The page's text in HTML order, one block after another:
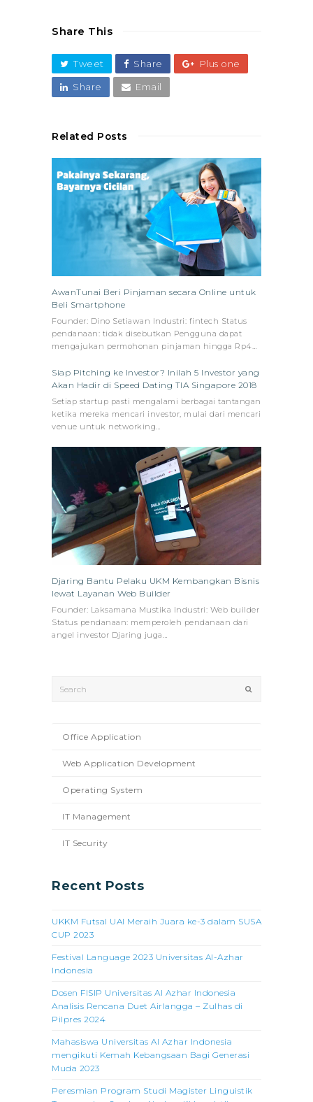
Share This
Tweet Share Plus one
Share Email
Related Posts
AwanTunai Beri Pinjaman secara Online untuk
Beli Smartphone
Founder: Dino Setiawan Industri: fintech Status
pendanaan: tidak disebutkan Pengguna dapat
mengajukan permohonan pinjaman hingga Rp4…
Siap Pitching ke Investor? Inilah 5 Investor yang
Akan Hadir di Speed Dating TIA Singapore 2018
Setiap startup pasti mengalami berbagai tantangan
ketika mereka mencari investor, mulai dari mencari
venue untuk networking…
Djaring Bantu Pelaku UKM Kembangkan Bisnis
lewat Layanan Web Builder
Founder: Laksamana Mustika Industri: Web builder
Status pendanaan: memperoleh pendanaan dari
angel investor Djaring juga…
Office Application
Web Application Development
Operating System
IT Management
IT Security
Recent Posts
UKKM Futsal UAI Meraih Juara ke-3 dalam SUSA
CUP 2023
Festival Language 2023 Universitas Al-Azhar
Indonesia
Dosen FISIP Universitas Al Azhar Indonesia
Analisis Rencana Duet Airlangga – Zulhas di
Pilpres 2024
Mahasiswa Universitas Al Azhar Indonesia
mengikuti Kemah Kebangsaan Bagi Generasi
Muda 2023
Peresmian Program Studi Magister Linguistik